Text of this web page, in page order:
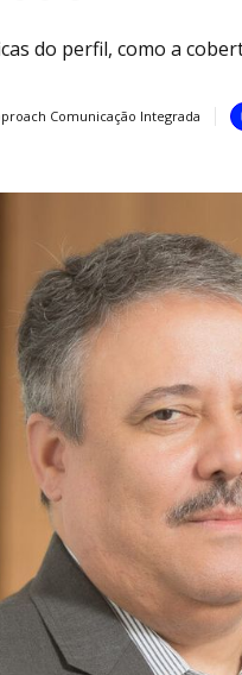
do perfil, como a
Comunicação Integrada